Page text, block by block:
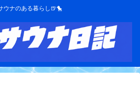
ウナのある暮らし🍺🐤